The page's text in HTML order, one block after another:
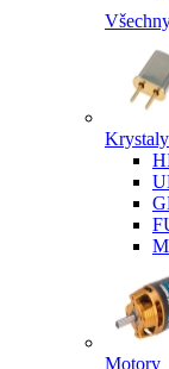
Krystaly
Motory